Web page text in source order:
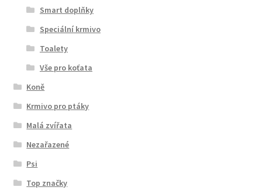
Smart doplňky
Speciální krmivo
Toalety
Vše pro koťata
Koně
Krmivo pro ptáky
Malá zvířata
Nezařazené
Psi
Top značky